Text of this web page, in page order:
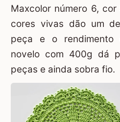
Maxcolor número 6,
cores vivas dão um
peça e o rendimento
novelo com 400g dá
peças e ainda sobra fio.